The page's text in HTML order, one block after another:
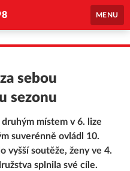
MENU
sebou
sezonu
místem v 6. lize
suverénně ovládl 10.
vyšší soutěže, ženy ve 4.
splnila své cíle.